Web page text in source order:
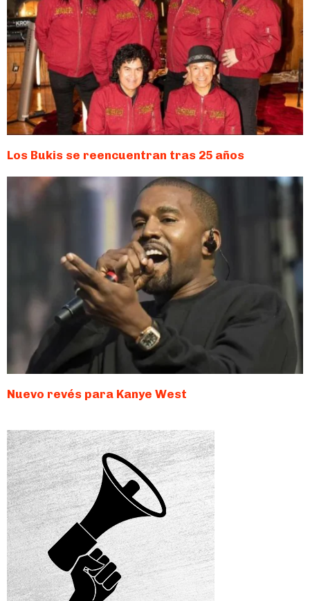
Los Bukis se reencuentran tras 25 años
Nuevo revés para Kanye West